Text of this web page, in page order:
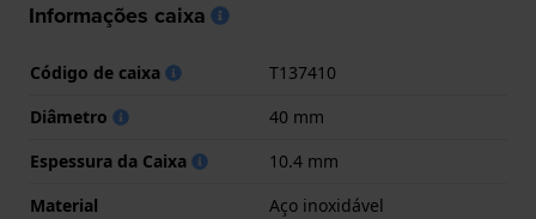
Informações caixa
Código de caixa
T137410
Diâmetro
40 mm
Espessura da Caixa
10.4 mm
Material
Aço inoxidável